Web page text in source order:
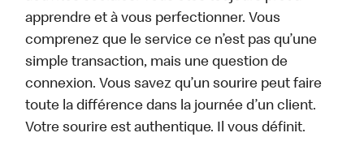
apprendre et à vous perfectionner. Vous
comprenez que le service ce n’est pas qu’une
simple transaction, mais une question de
connexion. Vous savez qu’un sourire peut faire
toute la différence dans la journée d’un client.
Votre sourire est authentique. Il vous définit.